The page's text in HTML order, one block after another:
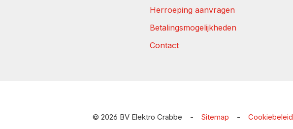
Herroeping aanvragen
Betalingsmogelijkheden
Contact
© 2026 BV Elektro Crabbe - Sitemap - Cookiebeleid